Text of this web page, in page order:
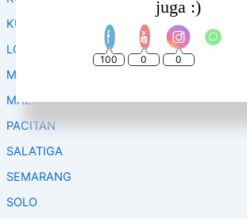
KUDUS
LOMBOK
MAGELANG
MALANG
PACITAN
SALATIGA
SEMARANG
SOLO
juga :)
100 0 0